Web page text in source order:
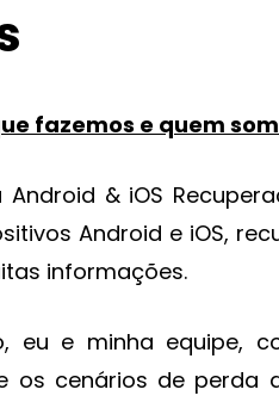
fazemos e quem
Android & iOS
Android e iOS,
informações.
eu e minha equipe,
os cenários de perda